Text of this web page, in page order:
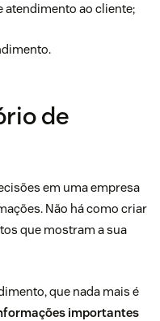
atendimento ao cliente;
de
em uma empresa
Não há como criar
que mostram a sua
que nada mais é
importantes